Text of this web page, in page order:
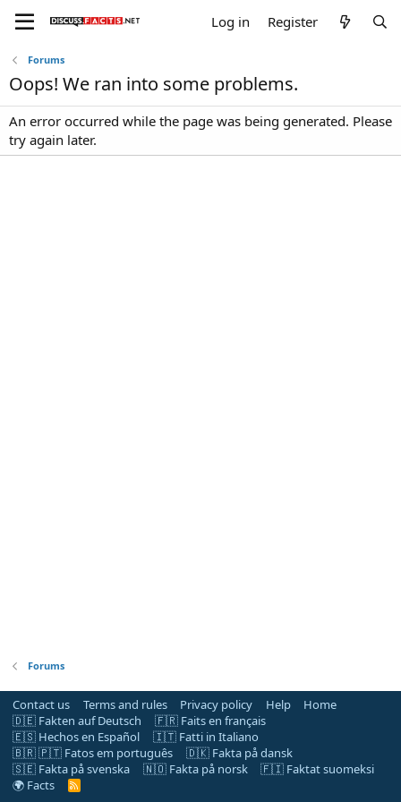
Log in Register
Forums
Oops! We ran into some problems.
An error occurred while the page was being generated. Please
try again later.
Forums
Contact us Terms and rules Privacy policy Help
Home
🇩🇪 Fakten auf Deutsch
🇫🇷 Faits en français
🇪🇸 Hechos en Español
🇮🇹 Fatti in Italiano
🇧🇷 🇵🇹 Fatos em português
🇩🇰 Fakta på dansk
🇸🇪 Fakta på svenska
🇳🇴 Fakta på norsk
🇫🇮 Faktat suomeksi
🌍 Facts
R